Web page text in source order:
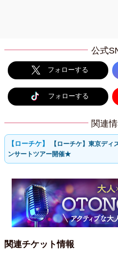
公式
フォローする
フォローする
関連
【ローチケ】東京ディ
ンサートツアー開催★
関連チケット情報